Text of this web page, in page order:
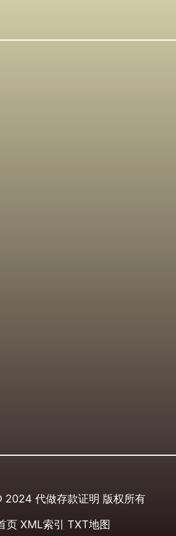
2024 代做存款证明 版权所有
页 XML索引 TXT地图